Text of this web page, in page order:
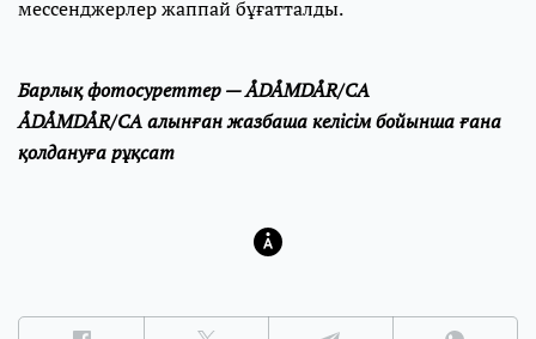
мессенджерлер жаппай бұғатталды.
Барлық фотосуреттер — ÅDÅMDÅR/CA
ÅDÅMDÅR/CA алынған жазбаша келісім бойынша ғана
қолдануға рұқсат